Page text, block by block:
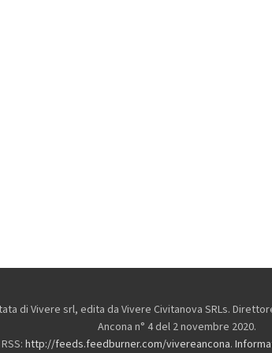
di Vivere srl, edita da Vivere Civitanova SRLs.
Ancona n° 4 del 2 novembre 2020.
RSS: http://feeds.feedburner.com/vivereancona.